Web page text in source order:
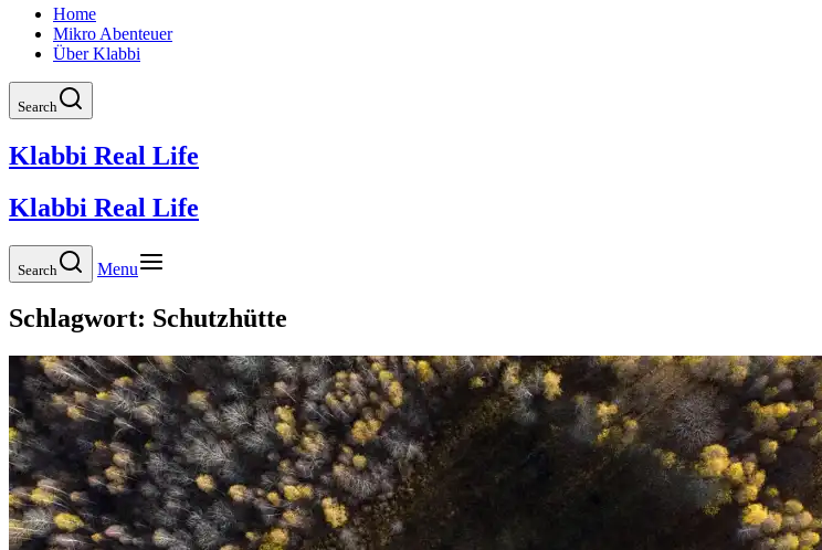
Home
Mikro Abenteuer
Über Klabbi
Search
Klabbi Real Life
Klabbi Real Life
Search Menu
Schlagwort: Schutzhütte